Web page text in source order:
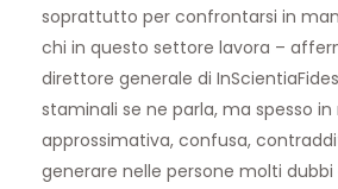
soprattutto per confrontarsi in
chi in questo settore lavora –
direttore generale di InScientiaFides
staminali se ne parla, ma spesso
approssimativa, confusa,
generare nelle persone molti dubbi